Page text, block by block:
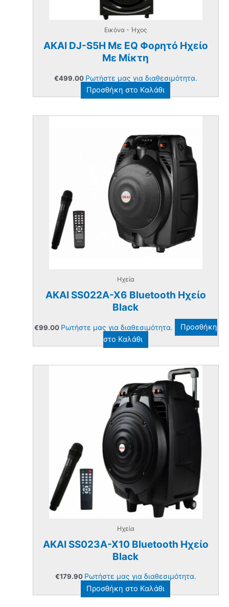
Εικόνα - Ήχος
AKAI DJ-S5H Mε EQ Φορητό Ηχείο
Με Μίκτη
€499.00 Ρωτήστε μας για διαθεσιμότητα.
Προσθήκη στο Καλάθι
Ηχεία
AKAI SS022A-X6 Bluetooth Ηχείο
Black
€99.00 Ρωτήστε μας για διαθεσιμότητα.
Προσθήκη
στο Καλάθι
Ηχεία
AKAI SS023A-X10 Bluetooth Ηχείο
Black
€179.90 Ρωτήστε μας για διαθεσιμότητα.
Προσθήκη στο Καλάθι